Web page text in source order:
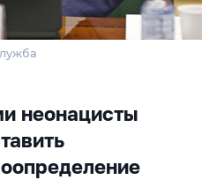
неонацисты